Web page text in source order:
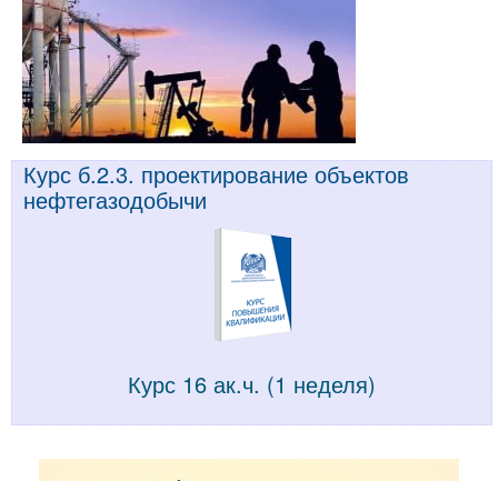
Курс б.2.3. проектирование объектов
нефтегазодобычи
Курс 16 ак.ч. (1 неделя)